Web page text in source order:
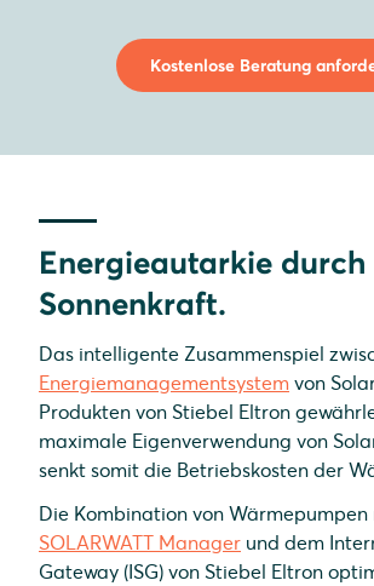
Kostenlose Beratung
Energieautarkie durch
Sonnenkraft.
Das intelligente Zusammenspiel
Energiemanagementsystem von
Produkten von Stiebel Eltron
maximale Eigenverwendung von
senkt somit die Betriebskosten der
Die Kombination von
SOLARWATT Manager und dem
Gateway (ISG) von Stiebel Eltron